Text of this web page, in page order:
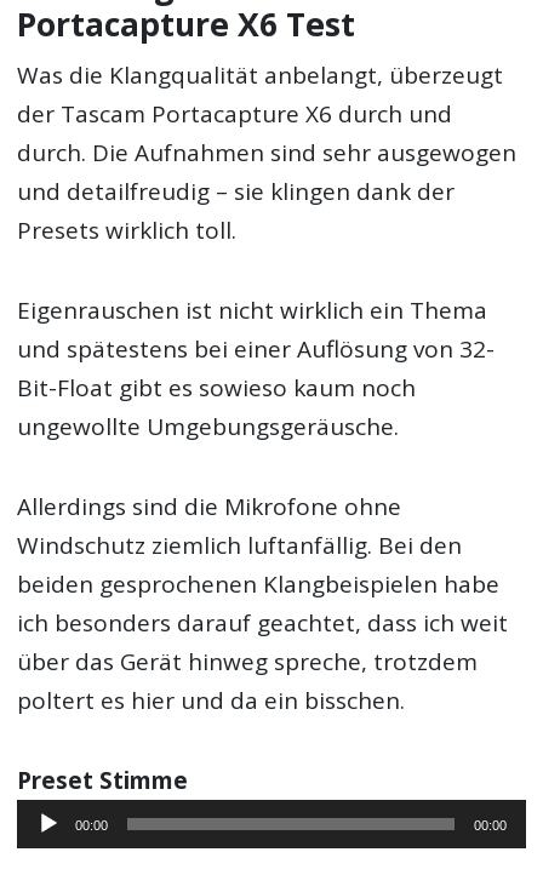
Portacapture X6 Test
Was die Klangqualität anbelangt, überzeugt
der Tascam Portacapture X6 durch und
durch. Die Aufnahmen sind sehr ausgewogen
und detailfreudig – sie klingen dank der
Presets wirklich toll.
Eigenrauschen ist nicht wirklich ein Thema
und spätestens bei einer Auflösung von 32-
Bit-Float gibt es sowieso kaum noch
ungewollte Umgebungsgeräusche.
Allerdings sind die Mikrofone ohne
Windschutz ziemlich luftanfällig. Bei den
beiden gesprochenen Klangbeispielen habe
ich besonders darauf geachtet, dass ich weit
über das Gerät hinweg spreche, trotzdem
poltert es hier und da ein bisschen.
Preset Stimme
Audio-
Player
00:00 00:00